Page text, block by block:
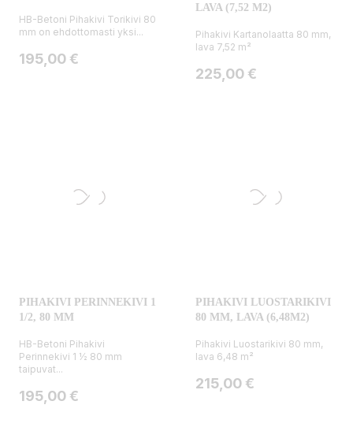
HB-Betoni Pihakivi Torikivi 80
mm on ehdottomasti yksi...
Hinta
195,00 €
LAVA (7,52 M2)
Pihakivi Kartanolaatta 80 mm,
lava 7,52 m²
Hinta
225,00 €
PIHAKIVI PERINNEKIVI 1
1/2, 80 MM
HB-Betoni Pihakivi
Perinnekivi 1 ½ 80 mm
taipuvat...
Hinta
195,00 €
PIHAKIVI LUOSTARIKIVI
80 MM, LAVA (6,48M2)
Pihakivi Luostarikivi 80 mm,
lava 6,48 m²
Hinta
215,00 €